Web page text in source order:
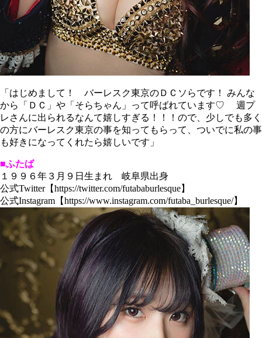
「はじめまして！ バーレスク東京のＤＣソらです！ みんな
から「ＤＣ」や「そらちゃん」って呼ばれています♡ 週プ
レさんに出られるなんて嬉しすぎる！！！ので、少しでも多く
の方にバーレスク東京の事を知ってもらって、ついでに私の事
も好きになってくれたら嬉しいです」
■ふたば
１９９６年３月９日生まれ 岐阜県出身
公式Twitter【https://twitter.com/futababurlesque】
公式Instagram【https://www.instagram.com/futaba_burlesque/】